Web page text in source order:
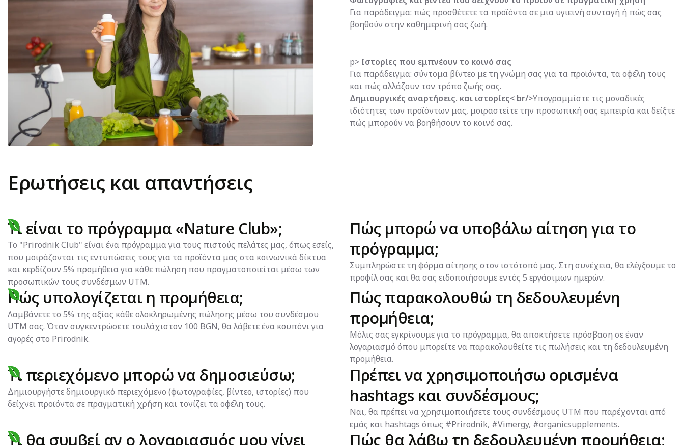
Για παράδειγμα: πώς προσθέτετε τα προϊόντα σε μια υγιεινή συνταγή ή πώς σας
βοηθούν στην καθημερινή σας ζωή.
p> Ιστορίες που εμπνέουν το κοινό σας
Για παράδειγμα: σύντομα βίντεο με τη γνώμη σας για τα προϊόντα, τα οφέλη τους
και πώς αλλάζουν τον τρόπο ζωής σας.
Δημιουργικές αναρτήσεις. και ιστορίες< br/>Υπογραμμίστε τις μοναδικές
ιδιότητες των προϊόντων μας, μοιραστείτε την προσωπική σας εμπειρία και δείξτε
πώς μπορούν να βοηθήσουν το κοινό σας.
Ερωτήσεις και απαντήσεις
Τι είναι το πρόγραμμα «Nature Club»;
Το "Prirodnik Club" είναι ένα πρόγραμμα για τους πιστούς πελάτες μας, όπως εσείς,
που μοιράζονται τις εντυπώσεις τους για τα προϊόντα μας στα κοινωνικά δίκτυα
και κερδίζουν 5% προμήθεια για κάθε πώληση που πραγματοποιείται μέσω των
προσωπικών τους συνδέσμων UTM.
Πώς μπορώ να υποβάλω αίτηση για το
πρόγραμμα;
Συμπληρώστε τη φόρμα αίτησης στον ιστότοπό μας. Στη συνέχεια, θα ελέγξουμε το
προφίλ σας και θα σας ειδοποιήσουμε εντός 5 εργάσιμων ημερών.
Πώς υπολογίζεται η προμήθεια;
Λαμβάνετε το 5% της αξίας κάθε ολοκληρωμένης πώλησης μέσω του συνδέσμου
UTM σας. Όταν συγκεντρώσετε τουλάχιστον 100 BGN, θα λάβετε ένα κουπόνι για
αγορές στο Prirodnik.
Πώς παρακολουθώ τη δεδουλευμένη
προμήθεια;
Μόλις σας εγκρίνουμε για το πρόγραμμα, θα αποκτήσετε πρόσβαση σε έναν
λογαριασμό όπου μπορείτε να παρακολουθείτε τις πωλήσεις και τη δεδουλευμένη
προμήθεια.
Τι περιεχόμενο μπορώ να δημοσιεύσω;
Δημιουργήστε δημιουργικό περιεχόμενο (φωτογραφίες, βίντεο, ιστορίες) που
δείχνει προϊόντα σε πραγματική χρήση και τονίζει τα οφέλη τους.
Πρέπει να χρησιμοποιήσω ορισμένα
hashtags και συνδέσμους;
Ναι, θα πρέπει να χρησιμοποιήσετε τους συνδέσμους UTM που παρέχονται από
εμάς και hashtags όπως #Prirodnik, #Vimergy, #organicsupplements.
Τι θα συμβεί αν ο λογαριασμός μου γίνει Πώς θα λάβω τη δεδουλευμένη προμήθεια;